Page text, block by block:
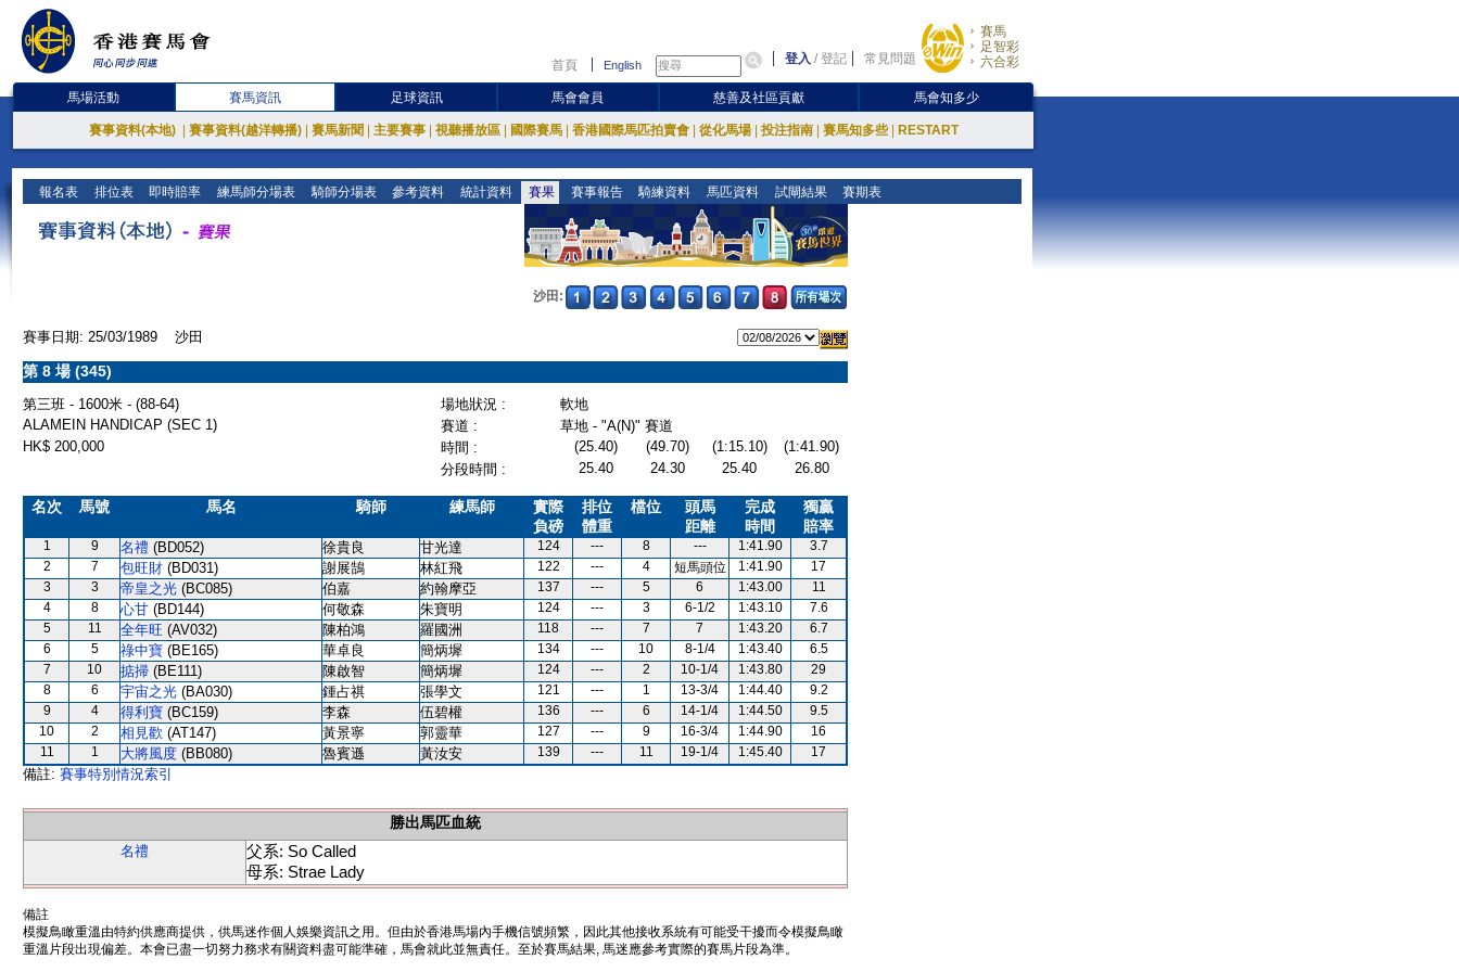
首頁 English 登入 /登記 常見問題
賽馬
足智彩
六合彩
馬場活動 賽馬資訊 足球資訊 馬會會員 慈善及社區貢獻 馬會知多少
賽事資料(本地) 賽事資料(越洋轉播) 賽馬新聞 主要賽事 視聽播放區 國際賽馬 香港國際馬匹拍賣會 從化馬場 投注指南 賽馬知多些 RESTART
報名表 排位表 即時賠率 練馬師分場表 騎師分場表 參考資料 統計資料 賽果 賽事報告 騎練資料 馬匹資料 試閘結果 賽期表
沙田:
賽事日期: 25/03/1989 沙田
第 8 場 (345)
第三班 - 1600米 - (88-64) 場地狀況 :
軟地
ALAMEIN HANDICAP (SEC 1)
賽道 :
草地 - "A(N)" 賽道
HK$ 200,000
時間 : (25.40) (49.70) (1:15.10)
(1:41.90)
分段時間 :
25.40 24.30 25.40 26.80
名次 馬號 馬名 騎師 練馬師
實際
負磅
排位
體重
檔位
頭馬
距離
完成
時間
獨贏
賠率
1 9 名禮 (BD052) 徐貴良 甘光達 124 --- 8 --- 1:41.90
3.7
2
7 包旺財 (BD031) 謝展鵠 林紅飛 122 --- 4 短馬頭位 1:41.90
17
3
3 帝皇之光 (BC085) 伯嘉 約翰摩亞 137 --- 5 6 1:43.00
11
4
8 心甘 (BD144) 何敬森 朱寶明 124 --- 3 6-1/2 1:43.10
7.6
5
11 全年旺 (AV032) 陳柏鴻 羅國洲 118 --- 7 7 1:43.20
6.7
6
5 祿中寶 (BE165) 華卓良 簡炳墀 134 --- 10 8-1/4 1:43.40
6.5
7
10 掂掃 (BE111) 陳啟智 簡炳墀 124 --- 2 10-1/4 1:43.80
29
8
6 宇宙之光 (BA030) 鍾占祺 張學文 121 --- 1 13-3/4 1:44.40
9.2
9
4 得利寶 (BC159) 李森 伍碧權 136 --- 6 14-1/4 1:44.50
9.5
10
2 相見歡 (AT147) 黃景寧 郭靈華 127 --- 9 16-3/4 1:44.90
16
11
1 大將風度 (BB080) 魯賓遜 黃汝安 139 --- 11 19-1/4 1:45.40 17
備註: 賽事特別情況索引
勝出馬匹血統
名禮
父系: So Called
母系: Strae Lady
備註
模擬鳥瞰重溫由特約供應商提供，供馬迷作個人娛樂資訊之用。但由於香港馬場內手機信號頻繁，因此其他接收系統有可能受干擾而令模擬鳥瞰
重溫片段出現偏差。本會已盡一切努力務求有關資料盡可能準確，馬會就此並無責任。至於賽馬結果, 馬迷應參考實際的賽馬片段為準。